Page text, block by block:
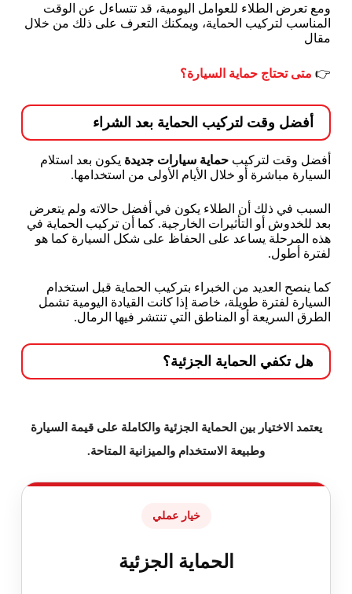
ومع تعرض الطلاء للعوامل اليومية، قد تتساءل عن الوقت
المناسب لتركيب الحماية، ويمكنك التعرف على ذلك من خلال
مقال
👉 متى تحتاج حماية السيارة؟
أفضل وقت لتركيب الحماية بعد الشراء
أفضل وقت لتركيب حماية سيارات جديدة يكون بعد استلام
السيارة مباشرة أو خلال الأيام الأولى من استخدامها.
السبب في ذلك أن الطلاء يكون في أفضل حالاته ولم يتعرض
بعد للخدوش أو التأثيرات الخارجية. كما أن تركيب الحماية في
هذه المرحلة يساعد على الحفاظ على شكل السيارة كما هو
لفترة أطول.
كما ينصح العديد من الخبراء بتركيب الحماية قبل استخدام
السيارة لفترة طويلة، خاصة إذا كانت القيادة اليومية تشمل
الطرق السريعة أو المناطق التي تنتشر فيها الرمال.
هل تكفي الحماية الجزئية؟
يعتمد الاختيار بين الحماية الجزئية والكاملة على قيمة السيارة
وطبيعة الاستخدام والميزانية المتاحة.
خيار عملي
الحماية الجزئية